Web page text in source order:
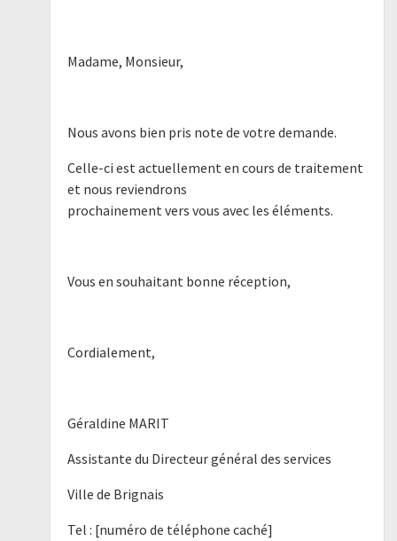
Madame, Monsieur,
Nous avons bien pris note de votre demande.
Celle-ci est actuellement en cours de traitement
et nous reviendrons
prochainement vers vous avec les éléments.
Vous en souhaitant bonne réception,
Cordialement,
Géraldine MARIT
Assistante du Directeur général des services
Ville de Brignais
Tel : [numéro de téléphone caché]